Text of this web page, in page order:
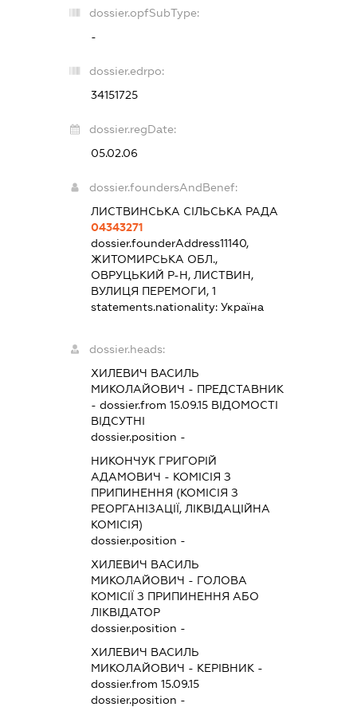
dossier.opfSubType:
-
dossier.edrpo:
34151725
dossier.regDate:
05.02.06
dossier.foundersAndBenef:
ЛИСТВИНСЬКА СІЛЬСЬКА РАДА
04343271
dossier.founderAddress11140,
ЖИТОМИРСЬКА ОБЛ.,
ОВРУЦЬКИЙ Р-Н, ЛИСТВИН,
ВУЛИЦЯ ПЕРЕМОГИ, 1
statements.nationality: Україна
dossier.heads:
ХИЛЕВИЧ ВАСИЛЬ
МИКОЛАЙОВИЧ - ПРЕДСТАВНИК
- dossier.from 15.09.15ВІДОМОСТІ
ВІДСУТНІ
dossier.position -
НИКОНЧУК ГРИГОРІЙ
АДАМОВИЧ - КОМІСІЯ З
ПРИПИНЕННЯ (КОМІСІЯ З
РЕОРГАНІЗАЦІЇ, ЛІКВІДАЦІЙНА
КОМІСІЯ)
dossier.position -
ХИЛЕВИЧ ВАСИЛЬ
МИКОЛАЙОВИЧ - ГОЛОВА
КОМІСІЇ З ПРИПИНЕННЯ АБО
ЛІКВІДАТОР
dossier.position -
ХИЛЕВИЧ ВАСИЛЬ
МИКОЛАЙОВИЧ - КЕРІВНИК -
dossier.from 15.09.15
dossier.position -